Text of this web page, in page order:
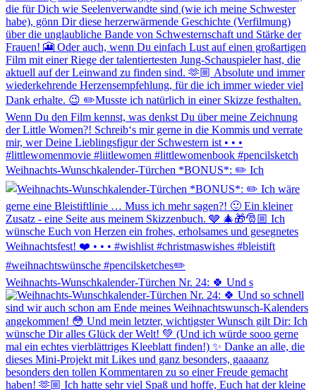
Weihnachts-Wunschkalender-Türchen *BONUS*: ✏️ Ich
Weihnachts-Wunschkalender-Türchen Nr. 24: 🍀 Und s